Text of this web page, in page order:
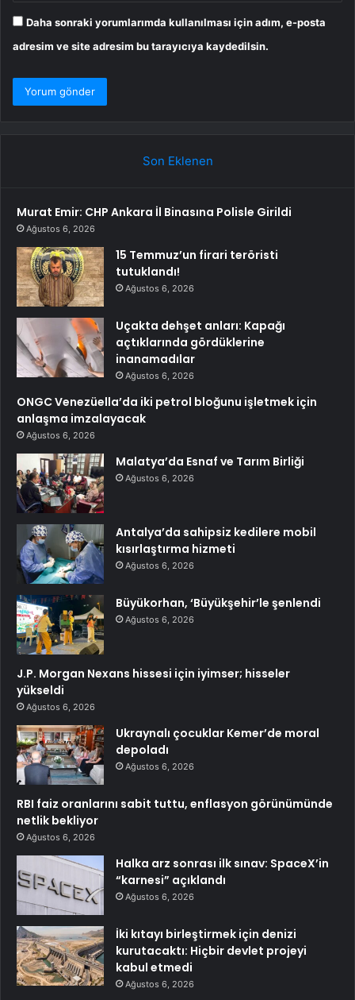
Daha sonraki yorumlarımda kullanılması için adım, e-posta
adresim ve site adresim bu tarayıcıya kaydedilsin.
Son Eklenen
Murat Emir: CHP Ankara İl Binasına Polisle Girildi
Ağustos 6, 2026
15 Temmuz’un firari teröristi
tutuklandı!
Ağustos 6, 2026
Uçakta dehşet anları: Kapağı
açtıklarında gördüklerine
inanamadılar
Ağustos 6, 2026
ONGC Venezüella’da iki petrol bloğunu işletmek için
anlaşma imzalayacak
Ağustos 6, 2026
Malatya’da Esnaf ve Tarım Birliği
Ağustos 6, 2026
Antalya’da sahipsiz kedilere mobil
kısırlaştırma hizmeti
Ağustos 6, 2026
Büyükorhan, ‘Büyükşehir’le şenlendi
Ağustos 6, 2026
J.P. Morgan Nexans hissesi için iyimser; hisseler
yükseldi
Ağustos 6, 2026
Ukraynalı çocuklar Kemer’de moral
depoladı
Ağustos 6, 2026
RBI faiz oranlarını sabit tuttu, enflasyon görünümünde
netlik bekliyor
Ağustos 6, 2026
Halka arz sonrası ilk sınav: SpaceX’in
“karnesi” açıklandı
Ağustos 6, 2026
İki kıtayı birleştirmek için denizi
kurutacaktı: Hiçbir devlet projeyi
kabul etmedi
Ağustos 6, 2026